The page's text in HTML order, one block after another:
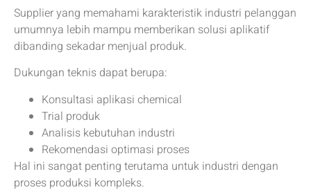
Supplier yang memahami karakteristik industri pelanggan
umumnya lebih mampu memberikan solusi aplikatif
dibanding sekadar menjual produk.
Dukungan teknis dapat berupa:
Konsultasi aplikasi chemical
Trial produk
Analisis kebutuhan industri
Rekomendasi optimasi proses
Hal ini sangat penting terutama untuk industri dengan
proses produksi kompleks.